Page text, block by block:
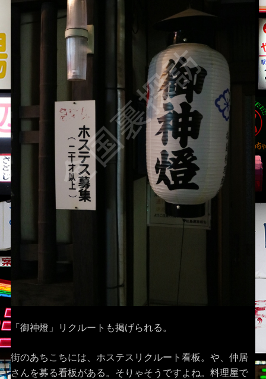
「御神燈」リクルートも掲げられる。
街のあちこちには、ホステスリクルート看板。や、仲居
さんを募る看板がある。そりゃそうですよね。料理屋で